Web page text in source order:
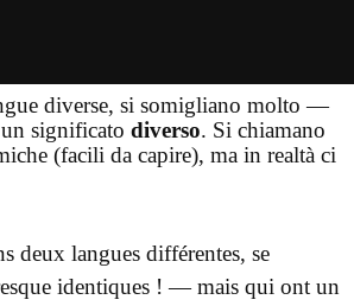
diverse, si somigliano molto —
significato diverso. Si chiamano
(facili da capire), ma in realtà ci
deux langues différentes, se
identiques ! — mais qui ont un